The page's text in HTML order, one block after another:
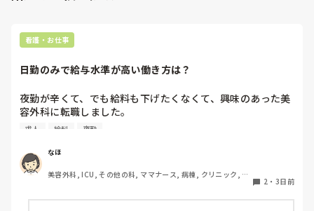
看護・お仕事
日勤のみで給与水準が高い働き方は？
夜勤が辛くて、でも給料も下げたくなくて、興味のあった美
容外科に転職しました。
その後数年働き、現在育休中です。
病院の求人を見ても、やはり夜勤をしないと、、という感じ
です。
求人 給料 夜勤
なほ
美容外科, ICU, その他の科, ママナース, 病棟, クリニック, リ
2 ・ 3日前